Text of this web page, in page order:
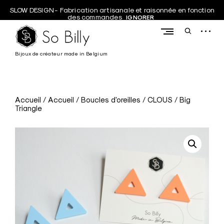
content
S
i
l
l
Bijoux de créateur made in Belgium
ouvriropen
Accueil / Accueil / Boucles d'oreilles / CLOUS / Big
Triangle
SLOW DESIGN - Fabrication artisanale et raisonnée en fonction
des commandes IGNORER